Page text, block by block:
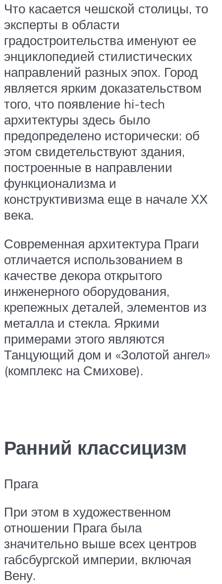
Что касается чешской столицы, то
эксперты в области
градостроительства именуют ее
энциклопедией стилистических
направлений разных эпох. Город
является ярким доказательством
того, что появление hi-tech
архитектуры здесь было
предопределено исторически: об
этом свидетельствуют здания,
построенные в направлении
функционализма и
конструктивизма еще в начале ХХ
века.
Современная архитектура Праги
отличается использованием в
качестве декора открытого
инженерного оборудования,
крепежных деталей, элементов из
металла и стекла. Яркими
примерами этого являются
Танцующий дом и «Золотой ангел»
(комплекс на Смихове).
Ранний классицизм
Прага
При этом в художественном
отношении Прага была
значительно выше всех центров
габсбургской империи, включая
Вену.